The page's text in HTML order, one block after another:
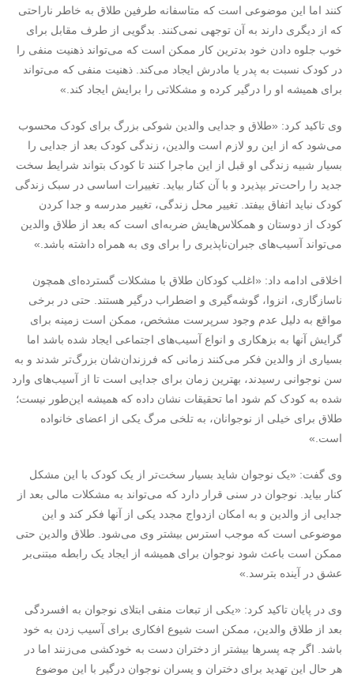
کنند اما این موضوعی است که متاسفانه طرفین طلاق به خاطر ناراحتی
که از دیگری دارند به آن توجهی نمی‌کنند. بدگویی از طرف مقابل برای
خوب جلوه دادن خود بدترین کار ممکن است که می‌تواند ذهنیت منفی را
در کودک نسبت به پدر یا مادرش ایجاد می‌کند. ذهنیت منفی که می‌تواند
برای همیشه او را درگیر کرده و مشکلاتی را برایش ایجاد کند.»
وی تاکید کرد: «طلاق و جدایی والدین شوکی بزرگ برای کودک محسوب
می‌شود که از این رو لازم است والدین، زندگی کودک بعد از جدایی را
بسیار شبیه زندگی او قبل از این ماجرا کنند تا کودک بتواند شرایط سخت
جدید را راحت‌تر بپذیرد و با آن کنار بیاید. تغییرات اساسی در سبک زندگی
کودک نباید اتفاق بیفتد. تغییر محل زندگی، تغییر مدرسه و جدا کردن
کودک از دوستان و همکلاس‌هایش ضربه‌ای است که بعد از طلاق والدین
می‌تواند آسیب‌های جبران‌ناپذیری را برای وی به همراه داشته باشد.»
اخلاقی ادامه داد: «اغلب کودکان طلاق با مشکلات گسترده‌ای همچون
ناسازگاری، انزوا، گوشه‌گیری و اضطراب درگیر هستند. حتی در برخی
مواقع به دلیل عدم وجود سرپرست مشخص، ممکن است زمینه برای
گرایش آنها به بزهکاری و انواع آسیب‌های اجتماعی ایجاد شده باشد اما
بسیاری از والدین فکر می‌کنند زمانی که فرزندان‌شان بزرگ‌تر شدند و به
سن نوجوانی رسیدند، بهترین زمان برای جدایی است تا از آسیب‌های وارد
شده به کودک کم شود اما تحقیقات نشان داده که همیشه این‌طور نیست؛
طلاق برای خیلی از نوجوانان، به تلخی مرگ یکی از اعضای خانواده
است.»
وی گفت: «یک نوجوان شاید بسیار سخت‌تر از یک کودک با این مشکل
کنار بیاید. نوجوان در سنی قرار دارد که می‌تواند به مشکلات مالی بعد از
جدایی از والدین و به امکان ازدواج مجدد یکی از آنها فکر کند و این
موضوعی است که موجب استرس بیشتر وی می‌شود. طلاق والدین حتی
ممکن است باعث شود نوجوان برای همیشه از ایجاد یک رابطه مبتنی‌بر
عشق در آینده بترسد.»
وی در پایان تاکید کرد: «یکی از تبعات منفی ابتلای نوجوان به افسردگی
بعد از طلاق والدین، ممکن است شیوع افکاری برای آسیب زدن به خود
باشد. اگر چه پسرها بیشتر از دختران دست به خودکشی می‌زنند اما در
هر حال این تهدید برای دختران و پسران نوجوان درگیر با این موضوع